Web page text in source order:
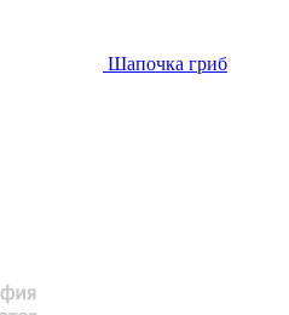
Шапочка гриб